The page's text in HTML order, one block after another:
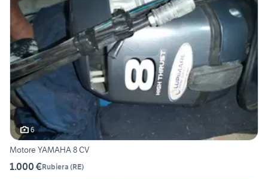
6
Motore YAMAHA 8 CV
1.000 €Rubiera (RE)